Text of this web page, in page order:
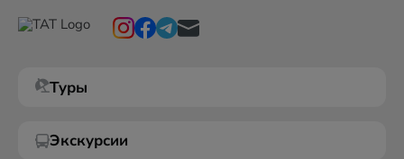
Туры
Экскурсии